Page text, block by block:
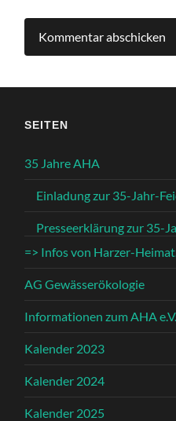
SEITEN
35 Jahre AHA
Einladung zur 35-Jahr-
Presseerklärung zur 35-
=> Infos von Harzer-
AG Gewässerökologie
Informationen zum AHA
Kalender 2023
Kalender 2024
Kalender 2025